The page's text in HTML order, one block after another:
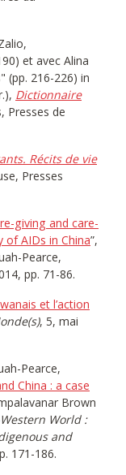
et avec Alina
(pp. 216-226) in
Dictionnaire
Presses de
Récits de vie
Presses
giving and care-
of AIDs in China”,
Pearce,
pp. 71-86.
et l’action
, 5, mai
Pearce,
China : a case
Brown
World :
and
171-186.